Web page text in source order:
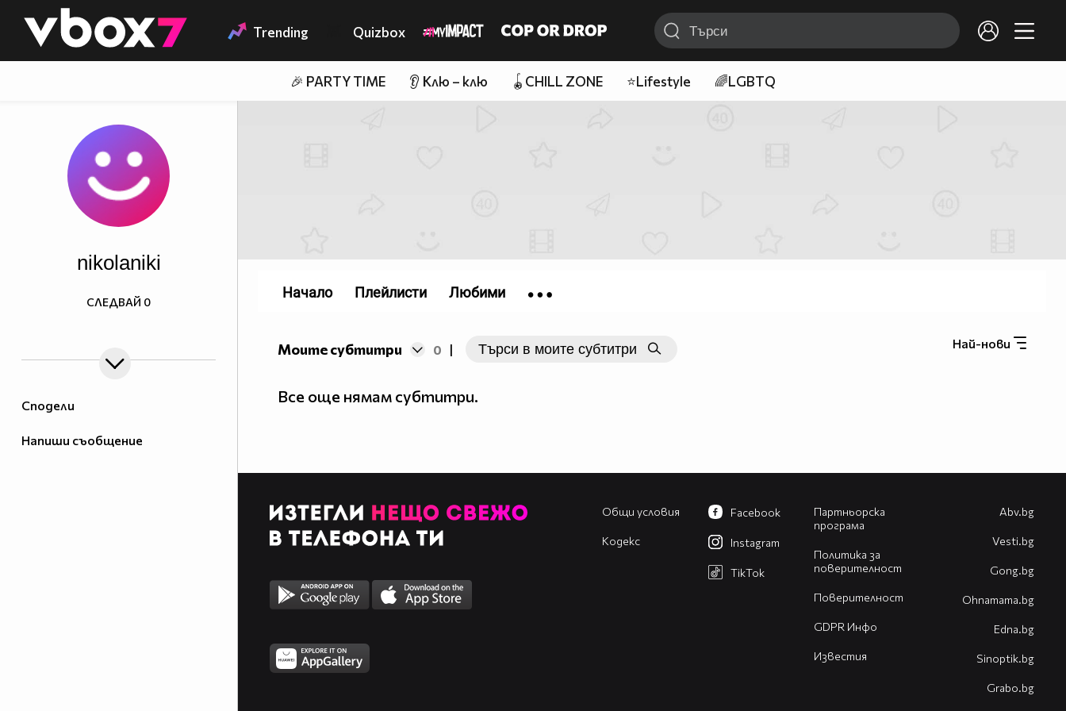
👾 Trending Quizbox
🎉 PARTY TIME 👂 Клю – клю 🪀CHILL ZONE ⭐Lifestyle 🌈LGBTQ
Сподели
Напиши съобщение
nikolaniki
СЛЕДВАЙ 0
Моите субтитри 0 | Най-нови
Все още нямам субтитри.
Начало Плейлисти Любими
Общи условия
Кодекс
Партньорска
програма
Политика за
поверителност
Поверителност
GDPR Инфо
Известия
Facebook
Instagram
TikTok
Abv.bg
Vesti.bg
Gong.bg
Оhnamama.bg
Edna.bg
Sinoptik.bg
Grabo.bg